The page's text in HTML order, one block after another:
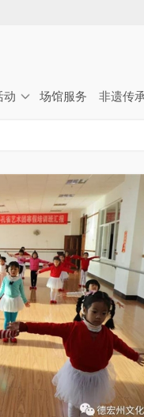
动 场馆服务 非遗传